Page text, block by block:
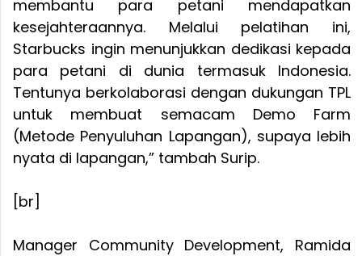
membantu para petani mendapatkan
kesejahteraannya. Melalui pelatihan ini,
Starbucks ingin menunjukkan dedikasi kepada
para petani di dunia termasuk Indonesia.
Tentunya berkolaborasi dengan dukungan TPL
untuk membuat semacam Demo Farm
(Metode Penyuluhan Lapangan), supaya lebih
nyata di lapangan,” tambah Surip.
[br]
Manager Community Development, Ramida